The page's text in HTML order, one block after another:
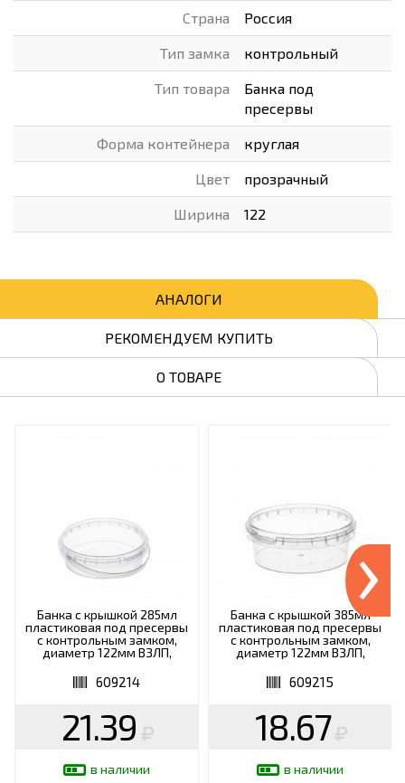
Страна Россия
Тип замка контрольный
Тип товара
Банка под
пресервы
Форма контейнера круглая
Цвет прозрачный
Ширина 122
АНАЛОГИ
РЕКОМЕНДУЕМ КУПИТЬ
О ТОВАРЕ
Банка с крышкой 285мл
пластиковая под пресервы
с контрольным замком,
диаметр 122мм ВЗЛП,
609214
21.39
в наличии
Банка с крышкой 385мл
пластиковая под пресервы
с контрольным замком,
диаметр 122мм ВЗЛП,
609215
18.67
в наличии
›